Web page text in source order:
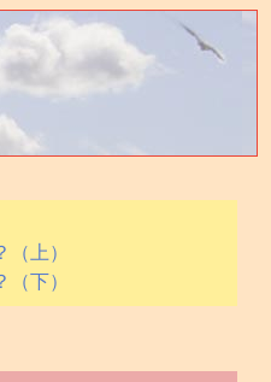
上）
下）